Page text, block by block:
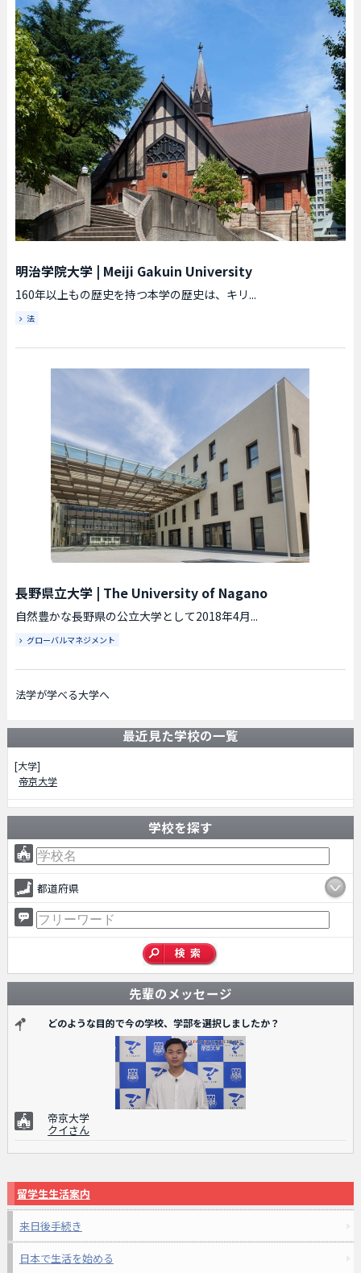
明治学院大学| Meiji Gakuin University
160年以上もの歴史を持つ本学の歴史は、キリ...
法
長野県立大学| The University of Nagano
自然豊かな長野県の公立大学として2018年4月...
グローバルマネジメント
法学が学べる大学へ
最近見た学校の一覧
[大学]
帝京大学
学校を探す
都道府県
先輩のメッセージ
どのような目的で今の学校、学部を選択しましたか？
帝京大学
クイさん
留学生生活案内
来日後手続き
日本で生活を始める